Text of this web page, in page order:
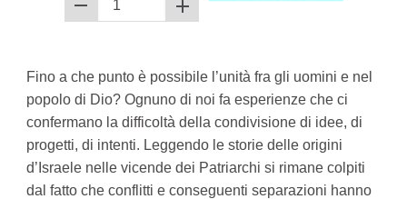
Fino a che punto è possibile l’unità fra gli uomini e nel
popolo di Dio? Ognuno di noi fa esperienze che ci
confermano la difficoltà della condivisione di idee, di
progetti, di intenti. Leggendo le storie delle origini
d’Israele nelle vicende dei Patriarchi si rimane colpiti
dal fatto che conflitti e conseguenti separazioni hanno